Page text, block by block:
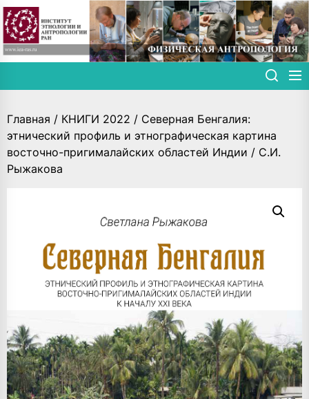
Skip
to
the
content
Главная / КНИГИ 2022 / Северная Бенгалия:
этнический профиль и этнографическая картина
восточно-пригималайских областей Индии / С.И.
Рыжакова